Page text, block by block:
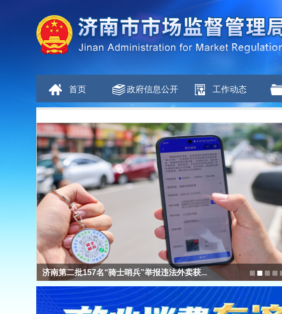
首页 政府信息公开 工作动态
济南第二批157名“骑士哨兵”举报违法外卖获...